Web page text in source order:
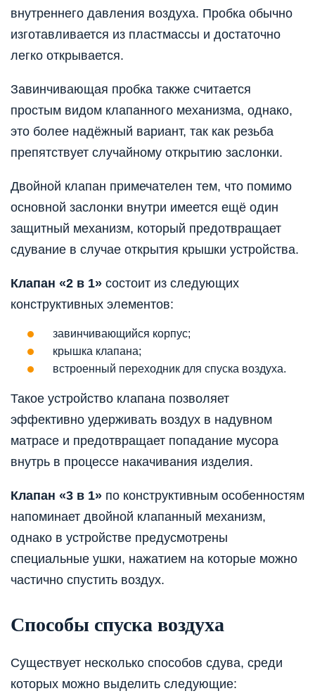
внутреннего давления воздуха. Пробка обычно
изготавливается из пластмассы и достаточно
легко открывается.
Завинчивающая пробка также считается
простым видом клапанного механизма, однако,
это более надёжный вариант, так как резьба
препятствует случайному открытию заслонки.
Двойной клапан примечателен тем, что помимо
основной заслонки внутри имеется ещё один
защитный механизм, который предотвращает
сдувание в случае открытия крышки устройства.
Клапан «2 в 1» состоит из следующих
конструктивных элементов:
завинчивающийся корпус;
крышка клапана;
встроенный переходник для спуска воздуха.
Такое устройство клапана позволяет
эффективно удерживать воздух в надувном
матрасе и предотвращает попадание мусора
внутрь в процессе накачивания изделия.
Клапан «3 в 1» по конструктивным особенностям
напоминает двойной клапанный механизм,
однако в устройстве предусмотрены
специальные ушки, нажатием на которые можно
частично спустить воздух.
Способы спуска воздуха
Существует несколько способов сдува, среди
которых можно выделить следующие: